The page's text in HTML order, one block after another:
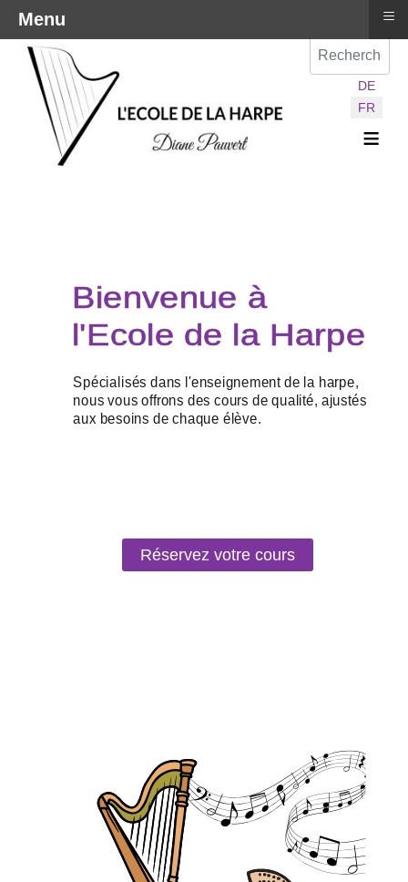
Sélectionnez
DE
FR
≡
Réservez votre cours
Menu ≡